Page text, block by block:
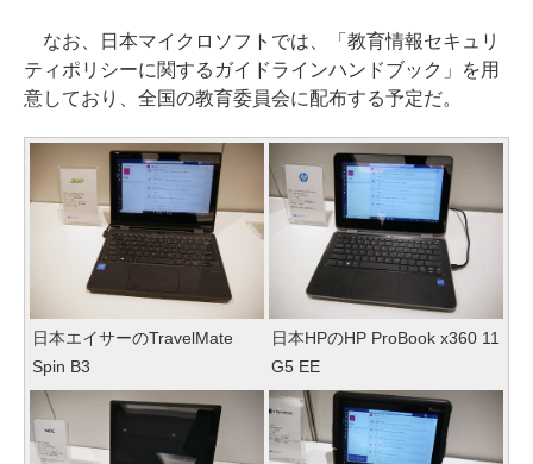
なお、日本マイクロソフトでは、「教育情報セキュリ
ティポリシーに関するガイドラインハンドブック」を用
意しており、全国の教育委員会に配布する予定だ。
日本エイサーのTravelMate
Spin B3
日本HPのHP ProBook x360 11
G5 EE